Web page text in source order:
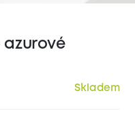
Skladem